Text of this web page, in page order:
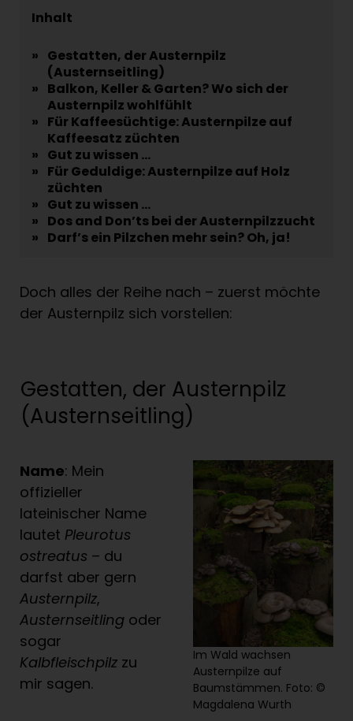
Inhalt
» Gestatten, der Austernpilz
(Austernseitling)
» Balkon, Keller & Garten? Wo sich der
Austernpilz wohlfühlt
» Für Kaffeesüchtige: Austernpilze auf
Kaffeesatz züchten
» Gut zu wissen …
» Für Geduldige: Austernpilze auf Holz
züchten
» Gut zu wissen …
» Dos and Don’ts bei der Austernpilzzucht
» Darf’s ein Pilzchen mehr sein? Oh, ja!
Doch alles der Reihe nach – zuerst möchte
der Austernpilz sich vorstellen:
Gestatten, der Austernpilz
(Austernseitling)
Name: Mein
offizieller
lateinischer Name
lautet Pleurotus
ostreatus – du
darfst aber gern
Austernpilz,
Austernseitling oder
sogar
Kalbfleischpilz zu
mir sagen.
Im Wald wachsen
Austernpilze auf
Baumstämmen. Foto: ©
Magdalena Wurth